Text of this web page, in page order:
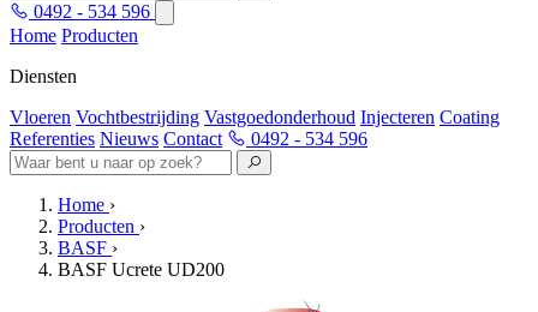
0492 - 534 596
Home Producten
Diensten
Vloeren Vochtbestrijding Vastgoedonderhoud Injecteren Coating
Referenties Nieuws Contact 0492 - 534 596
Home ›
Producten ›
BASF ›
BASF Ucrete UD200